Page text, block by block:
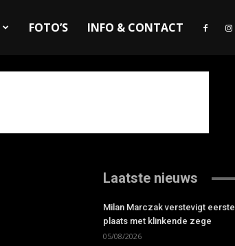
FOTO’S INFO & CONTACT
Laatste nieuws
Milan Marczak verstevigt eerste
plaats met klinkende zege
05/08/2026